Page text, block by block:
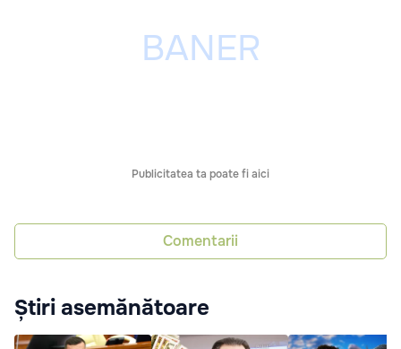
Publicitatea ta poate fi aici
Comentarii
Știri asemănătoare